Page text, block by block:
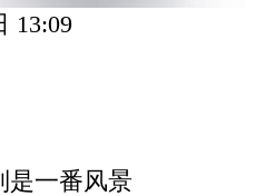
13:09
是一番风景